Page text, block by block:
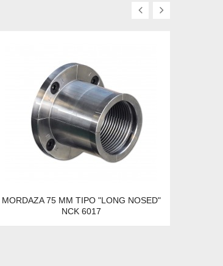
MORDAZA 75 MM TIPO "LONG NOSED"
NCK 6017